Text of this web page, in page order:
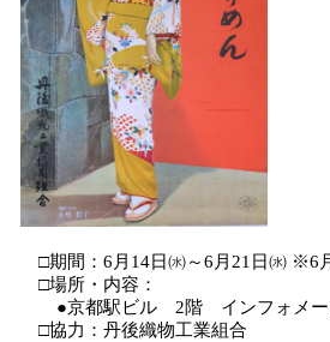
□期間：6月14日㈬～6月21日㈬ ※6
□場所・内容：
●京都駅ビル 2階 インフォメー
□協力：丹後織物工業組合